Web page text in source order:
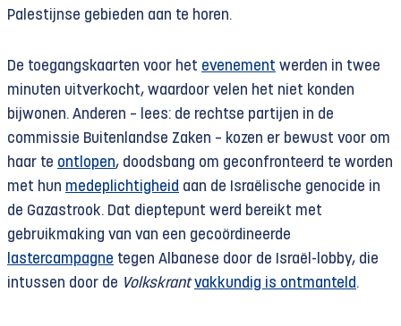
Palestijnse gebieden aan te horen.
De toegangskaarten voor het evenement werden in twee
minuten uitverkocht, waardoor velen het niet konden
bijwonen. Anderen – lees: de rechtse partijen in de
commissie Buitenlandse Zaken – kozen er bewust voor om
haar te ontlopen, doodsbang om geconfronteerd te worden
met hun medeplichtigheid aan de Israëlische genocide in
de Gazastrook. Dat dieptepunt werd bereikt met
gebruikmaking van van een gecoördineerde
lastercampagne tegen Albanese door de Israël-lobby, die
intussen door de Volkskrant vakkundig is ontmanteld.